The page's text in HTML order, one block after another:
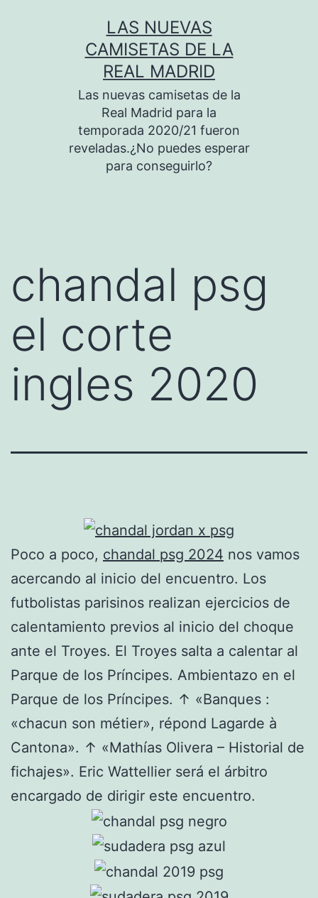
LAS NUEVAS
CAMISETAS DE LA
REAL MADRID
Las nuevas camisetas de la
Real Madrid para la
temporada 2020/21 fueron
reveladas.¿No puedes esperar
para conseguirlo?
chandal psg
el corte
ingles 2020
Poco a poco, chandal psg 2024 nos vamos
acercando al inicio del encuentro. Los
futbolistas parisinos realizan ejercicios de
calentamiento previos al inicio del choque
ante el Troyes. El Troyes salta a calentar al
Parque de los Príncipes. Ambientazo en el
Parque de los Príncipes. ↑ «Banques :
«chacun son métier», répond Lagarde à
Cantona». ↑ «Mathías Olivera – Historial de
fichajes». Eric Wattellier será el árbitro
encargado de dirigir este encuentro.